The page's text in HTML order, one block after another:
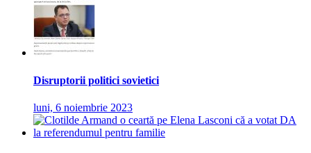
Disruptorii politici sovietici
luni, 6 noiembrie 2023